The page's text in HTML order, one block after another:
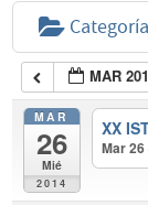
MAR
MAR
26
Mié
2014
XX
Mar